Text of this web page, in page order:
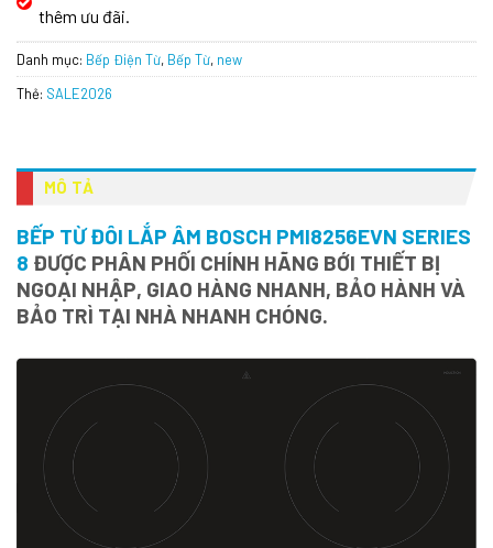
thêm ưu đãi.
Danh mục: Bếp Điện Từ, Bếp Từ, new
Thẻ: SALE2026
MÔ TẢ
BẾP TỪ ĐÔI LẮP ÂM BOSCH PMI8256EVN SERIES
8 ĐƯỢC PHÂN PHỐI CHÍNH HÃNG BỚI THIẾT BỊ
NGOẠI NHẬP, GIAO HÀNG NHANH, BẢO HÀNH VÀ
BẢO TRÌ TẠI NHÀ NHANH CHÓNG.